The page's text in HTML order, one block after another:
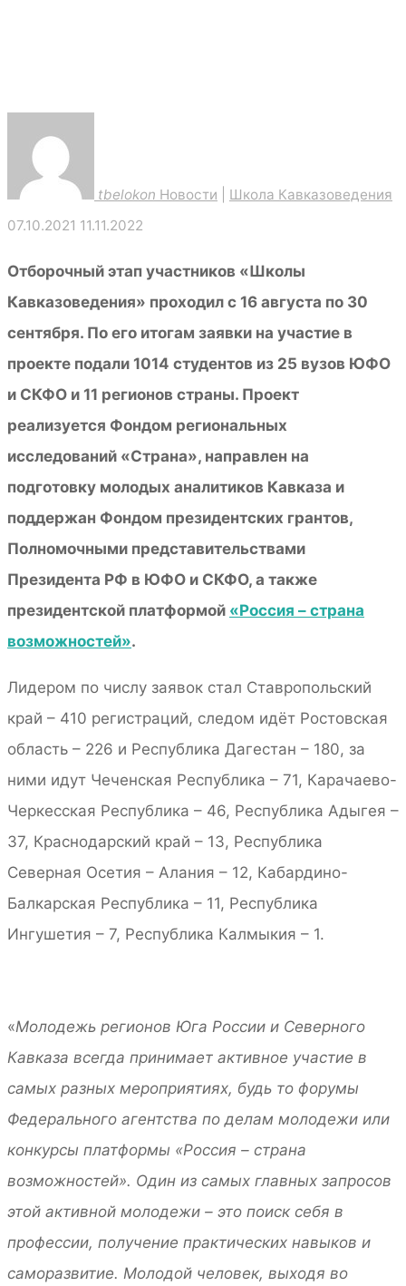
tbelokon Новости
Школа Кавказоведения
07.10.2021 11.11.2022
Отборочный этап участников «Школы
Кавказоведения» проходил с 16 августа по 30
сентября. По его итогам заявки на участие в
проекте подали 1014 студентов из 25 вузов ЮФО
и СКФО и 11 регионов страны. Проект
реализуется Фондом региональных
исследований «Страна», направлен на
подготовку молодых аналитиков Кавказа и
поддержан Фондом президентских грантов,
Полномочными представительствами
Президента РФ в ЮФО и СКФО, а также
президентской платформой «Россия – страна
возможностей».
Лидером по числу заявок стал Ставропольский
край – 410 регистраций, следом идёт Ростовская
область – 226 и Республика Дагестан – 180, за
ними идут Чеченская Республика – 71, Карачаево-
Черкесская Республика – 46, Республика Адыгея –
37, Краснодарский край – 13, Республика
Северная Осетия – Алания – 12, Кабардино-
Балкарская Республика – 11, Республика
Ингушетия – 7, Республика Калмыкия – 1.
«Молодежь регионов Юга России и Северного
Кавказа всегда принимает активное участие в
самых разных мероприятиях, будь то форумы
Федерального агентства по делам молодежи или
конкурсы платформы «Россия – страна
возможностей». Один из самых главных запросов
этой активной молодежи – это поиск себя в
профессии, получение практических навыков и
саморазвитие. Молодой человек, выходя во